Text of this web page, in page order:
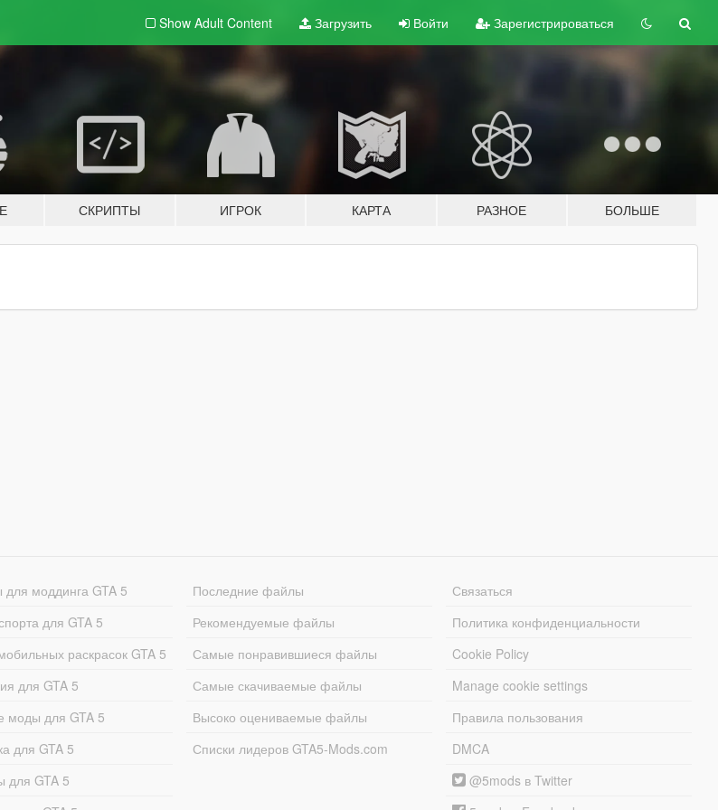
Show Adult Content Загрузить Войти Зарегистрироваться
СКРИПТЫ ИГРОК КАРТА РАЗНОЕ БОЛЬШЕ
моддинга GTA 5
для GTA 5
раскрасок GTA 5
для GTA 5
моды для GTA 5
для GTA 5
для GTA 5
Последние файлы
Рекомендуемые файлы
Самые понравившиеся файлы
Самые скачиваемые файлы
Высоко оцениваемые файлы
Списки лидеров GTA5-Mods.com
Связаться
Политика конфиденциальности
Cookie Policy
Manage cookie settings
Правила пользования
DMCA
@5mods в Twitter